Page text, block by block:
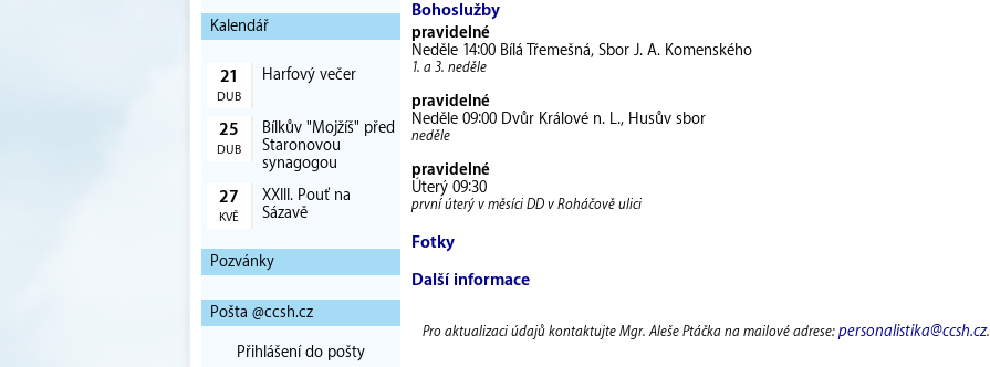
Kalendář
21
DUB
Harfový večer
25
DUB
Bílkův "Mojžíš" před
Staronovou
synagogou
27
KVĚ
XXIII. Pouť na
Sázavě
Pozvánky
Pošta @ccsh.cz
Přihlášení do pošty
Bohoslužby
pravidelné
Neděle 14:00 Bílá Třemešná, Sbor J. A. Komenského
1. a 3. neděle
pravidelné
Neděle 09:00 Dvůr Králové n. L., Husův sbor
neděle
pravidelné
Úterý 09:30
první úterý v měsíci DD v Roháčově ulici
Fotky
Další informace
Pro aktualizaci údajů kontaktujte Mgr. Aleše Ptáčka na mailové adrese: personalistika@ccsh.cz.